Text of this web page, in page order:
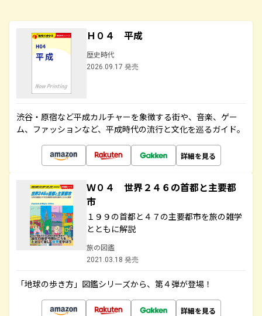
Ｈ０４ 平成
歴史時代
2026.09.17 発売
渋谷・原宿など平成カルチャーを象徴する街や、音楽、ゲー
ム、ファッションなど、平成時代の流行と文化を巡るガイド。
詳細を見る
Ｗ０４ 世界２４６の首都と主要都
市
１９９の首都と４７の主要都市を旅の雑学
とともに解説
旅の図鑑
2021.03.18 発売
「地球の歩き方」図鑑シリーズから、第４弾が登場！
詳細を見る